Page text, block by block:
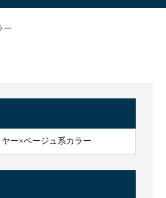
ー
ヤー×ベージュ系カラー